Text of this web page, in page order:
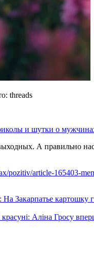
threads
и шутки о
А правильно
pozitiv/article-165403-
На Закарпатье
Аліна Гросу